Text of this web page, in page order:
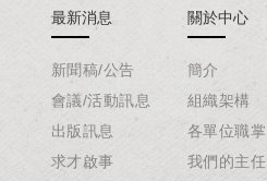
最新消息
新聞稿/公告
會議/活動訊息
出版訊息
求才啟事
關於中心
簡介
組織架構
各單位職掌
我們的主任